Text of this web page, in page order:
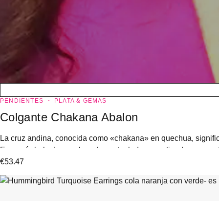
PENDIENTES PLATA & GEMAS
Colgante Chakana Abalon
La cruz andina, conocida como «chakana» en quechua,
Es un símbolo de escalera de cuatro lados, que tiende un
€53.47